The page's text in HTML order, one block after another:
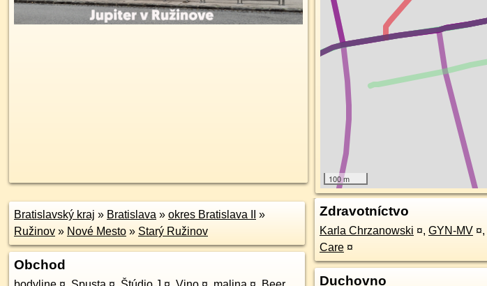
100 m
Bratislavský kraj » Bratislava » okres Bratislava II
»
Ružinov » Nové Mesto » Starý Ružinov
Obchod
Zdravotníctvo
Karla Chrzanowski ¤, GYN-MV ¤,
Care ¤
Duchovno